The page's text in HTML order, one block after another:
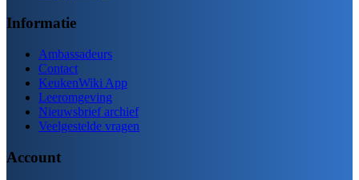
Informatie
Ambassadeurs
Contact
KeukenWiki App
Leeromgeving
Nieuwsbrief archief
Veelgestelde vragen
Account